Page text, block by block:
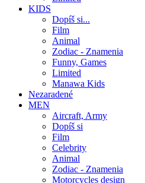
KIDS
Dopíš si...
Film
Animal
Zodiac - Znamenia
Funny, Games
Limited
Manawa Kids
Nezaradené
MEN
Aircraft, Army
Dopíš si
Film
Celebrity
Animal
Zodiac - Znamenia
Motorcycles design